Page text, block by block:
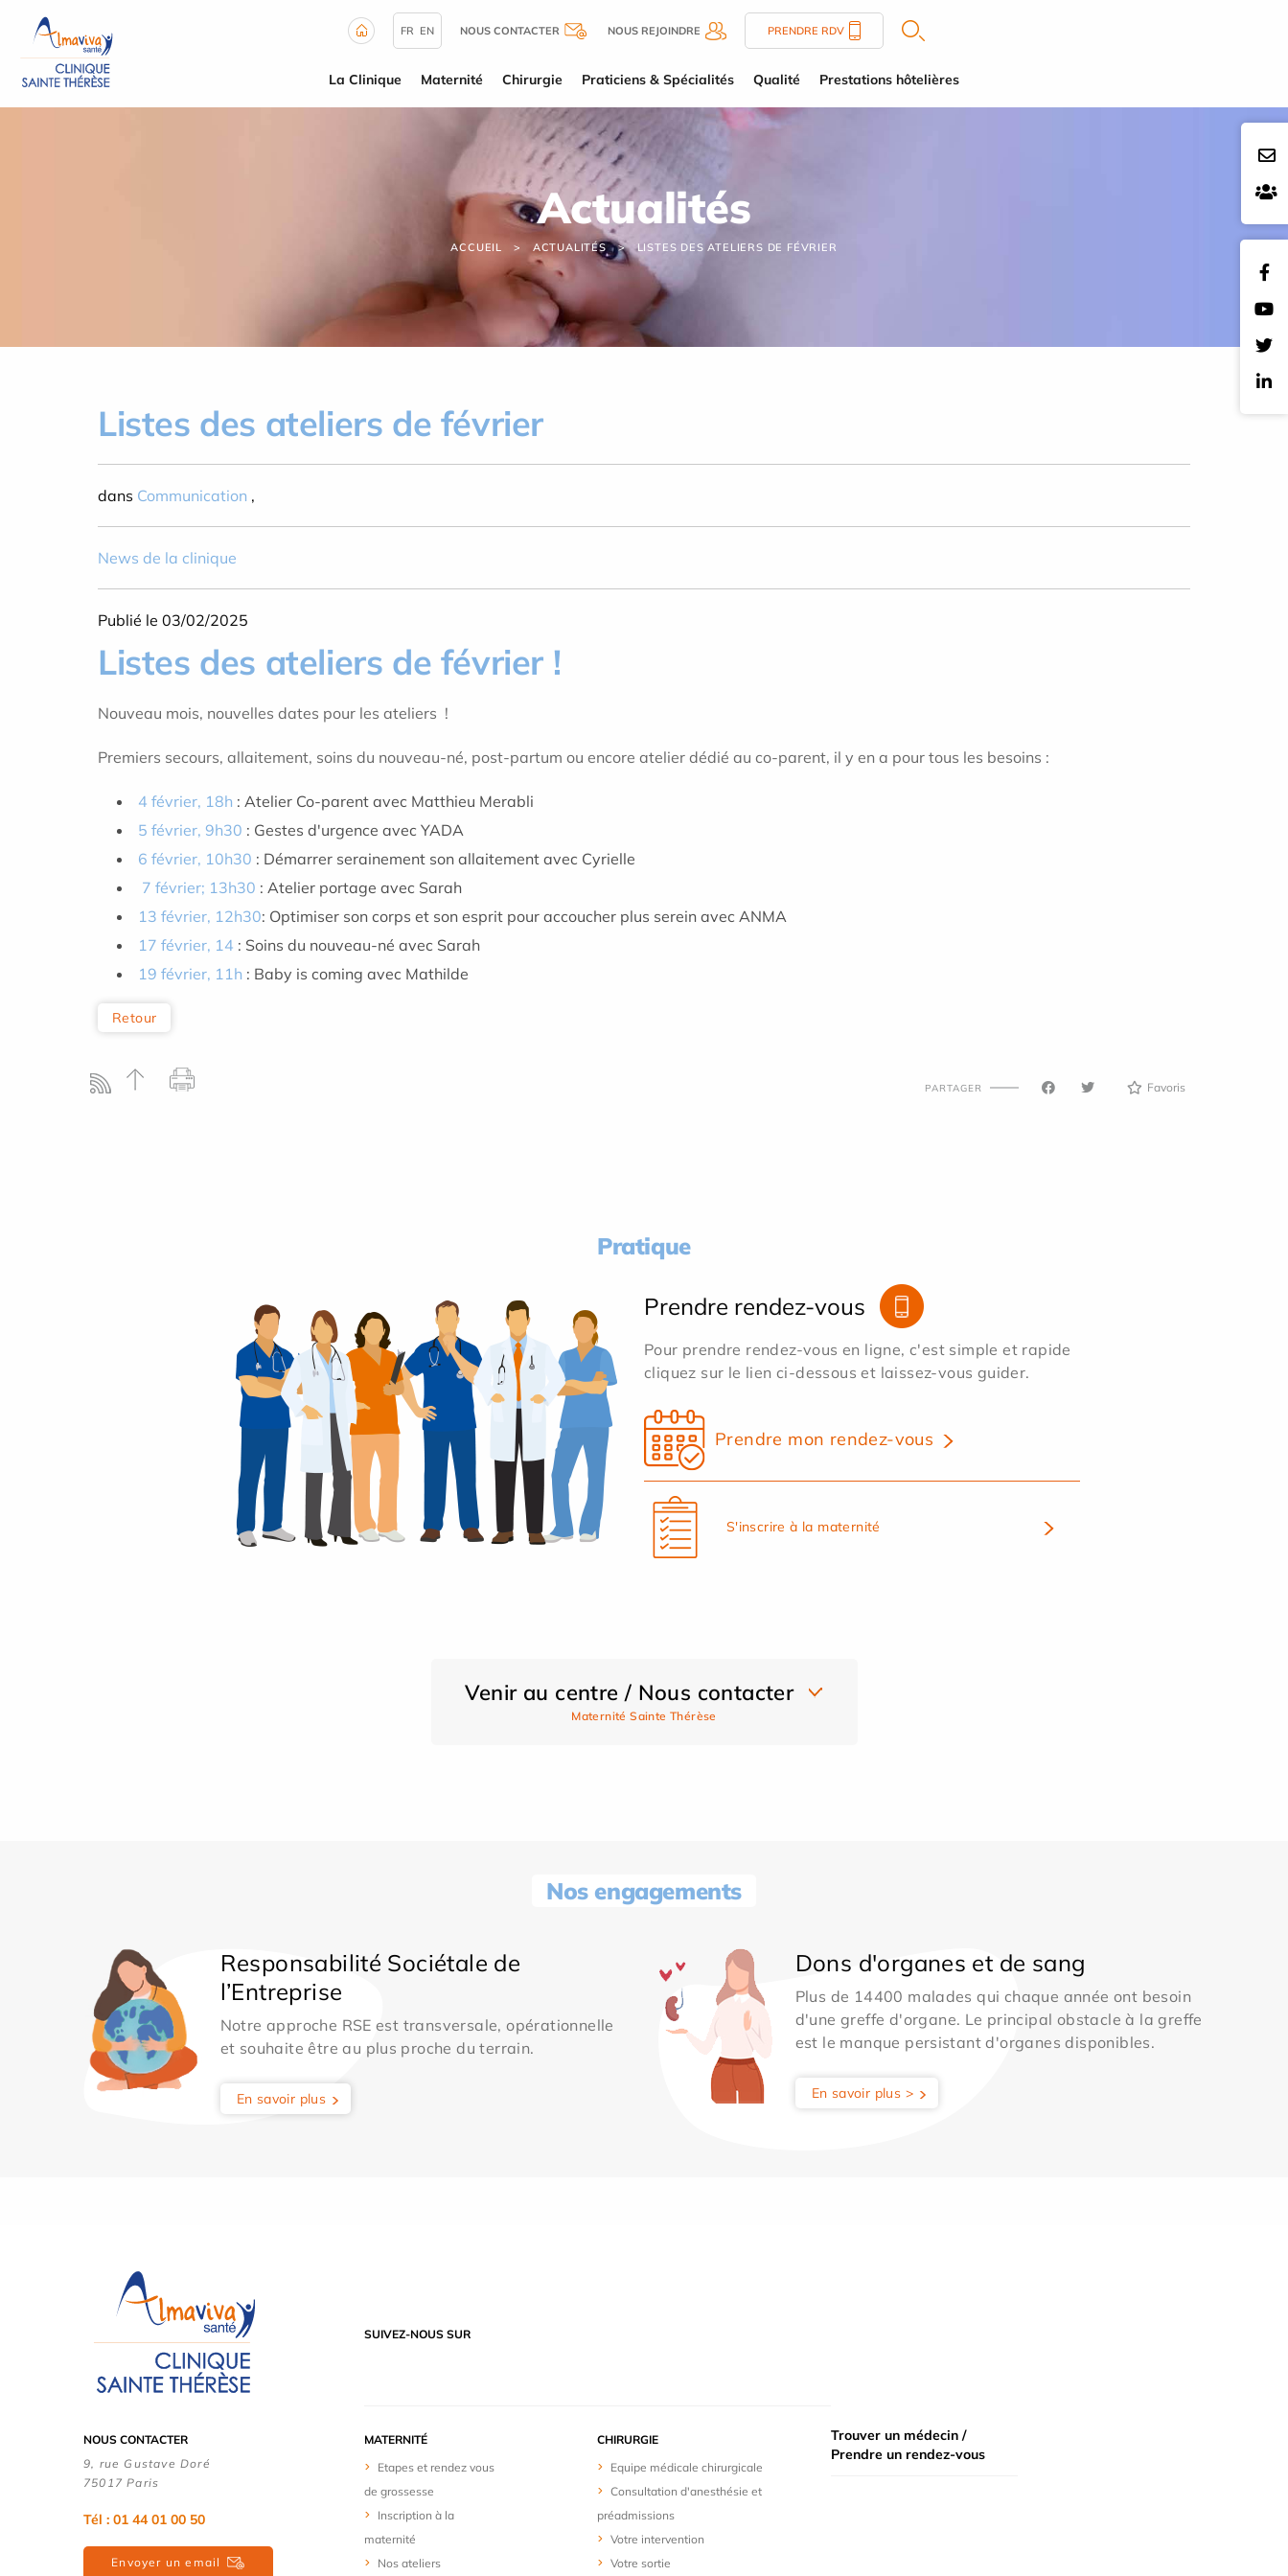
FR EN NOUS CONTACTER NOUS REJOINDRE PRENDRE RDV
La Clinique Maternité Chirurgie Praticiens & Spécialités Qualité Prestations hôtelières
Actualités
ACCUEIL ACTUALITÉS LISTES DES ATELIERS DE FÉVRIER
Listes des ateliers de février
dans Communication ,
News de la clinique
Publié le 03/02/2025
Listes des ateliers de février !
Nouveau mois, nouvelles dates pour les ateliers !
Premiers secours, allaitement, soins du nouveau-né, post-partum ou encore atelier dédié au co-parent, il y en a pour tous les besoins :
4 février, 18h : Atelier Co-parent avec Matthieu Merabli
5 février, 9h30 : Gestes d'urgence avec YADA
6 février, 10h30 : Démarrer serainement son allaitement avec Cyrielle
7 février; 13h30 : Atelier portage avec Sarah
13 février, 12h30: Optimiser son corps et son esprit pour accoucher plus serein avec ANMA
17 février, 14 : Soins du nouveau-né avec Sarah
19 février, 11h : Baby is coming avec Mathilde
Retour
PARTAGER Favoris
Pratique
Prendre rendez-vous
Pour prendre rendez-vous en ligne, c'est simple et rapide
cliquez sur le lien ci-dessous et laissez-vous guider.
Prendre mon rendez-vous
S'inscrire à la maternité
Venir au centre / Nous contacter
Maternité Sainte Thérèse
Nos engagements
Responsabilité Sociétale de
l’Entreprise
Notre approche RSE est transversale, opérationnelle
et souhaite être au plus proche du terrain.
En savoir plus
Dons d'organes et de sang
Plus de 14400 malades qui chaque année ont besoin
d'une greffe d'organe. Le principal obstacle à la greffe
est le manque persistant d'organes disponibles.
En savoir plus >
SUIVEZ-NOUS SUR
NOUS CONTACTER
9, rue Gustave Doré
75017 Paris
Tél : 01 44 01 00 50
Envoyer un email
MATERNITÉ
Etapes et rendez vous
de grossesse
Inscription à la
maternité
Nos ateliers
CHIRURGIE
Equipe médicale chirurgicale
Consultation d'anesthésie et
préadmissions
Votre intervention
Votre sortie
Trouver un médecin /
Prendre un rendez-vous
Panneau de gestion des cookies